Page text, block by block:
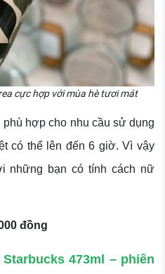
cực hợp với mùa hè tươi mát
hợp cho nhu cầu sử dụng
có thể lên đến 6 giờ. Vì vậy
những bạn có tính cách nữ
đồng
473ml – phiên